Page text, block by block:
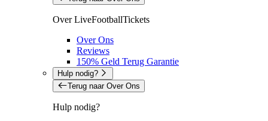
Over LiveFootballTickets
Over Ons
Reviews
150% Geld Terug Garantie
Hulp nodig?
Terug naar Over Ons
Hulp nodig?